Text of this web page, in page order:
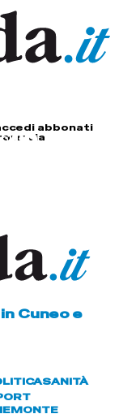
abbonati
Cuneo e
SANITÀ